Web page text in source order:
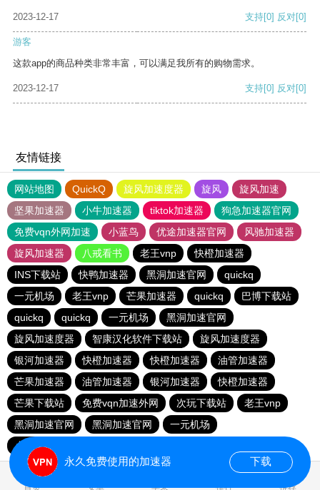
2023-12-17 支持[0] 反对[0]
游客
这款app的商品种类非常丰富，可以满足我所有的购物需求。
2023-12-17 支持[0] 反对[0]
友情链接
网站地图 QuickQ 旋风加速度器 旋风
旋风加速
坚果加速器
小牛加速器 tiktok加速器
狗急加速器官网
免费vqn外网加速
小蓝鸟 优途加速器官网
风驰加速器
旋风加速器
八戒看书 老王vnp
快橙加速器
INS下载站
快鸭加速器 黑洞加速官网
quickq
一元机场
老王vnp 芒果加速器 quickq
巴博下载站
quickq
quickq 一元机场
黑洞加速官网
旋风加速度器
智康汉化软件下载站
旋风加速度器
银河加速器
快橙加速器 快橙加速器
油管加速器
芒果加速器
油管加速器 银河加速器
快橙加速器
芒果下载站
免费vqn加速外网 次玩下载站
老王vnp
黑洞加速官网
黑洞加速官网
一元机场
小猫咪ciash加速器
首页 安卓 苹果 排行 推荐
永久免费使用的加速器 下载
0.565798s